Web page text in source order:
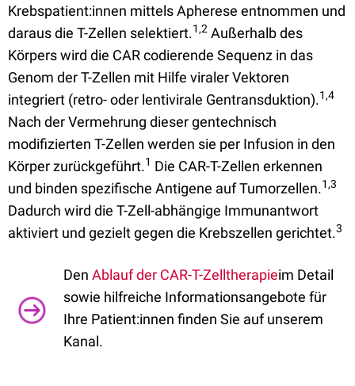
Krebspatient:innen mittels Apherese entnommen und
daraus die T-Zellen selektiert.1,2 Außerhalb des
Körpers wird die CAR codierende Sequenz in das
Genom der T-Zellen mit Hilfe viraler Vektoren
integriert (retro- oder lentivirale Gentransduktion).1,4
Nach der Vermehrung dieser gentechnisch
modifizierten T-Zellen werden sie per Infusion in den
Körper zurückgeführt.1 Die CAR-T-Zellen erkennen
und binden spezifische Antigene auf Tumorzellen.1,3
Dadurch wird die T-Zell-abhängige Immunantwort
aktiviert und gezielt gegen die Krebszellen gerichtet.3
Den Ablauf der CAR-T-Zelltherapieim Detail
sowie hilfreiche Informationsangebote für
Ihre Patient:innen finden Sie auf unserem
Kanal.